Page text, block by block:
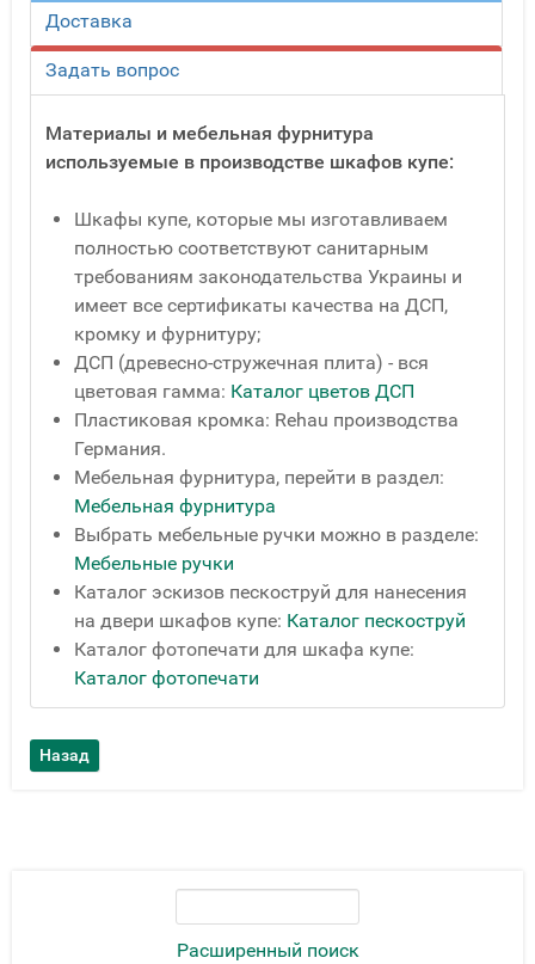
Расширенный поиск
Доставка
Задать вопрос
Материалы и мебельная фурнитура
используемые в производстве шкафов купе:
Шкафы купе, которые мы изготавливаем
полностью соответствуют санитарным
требованиям законодательства Украины и
имеет все сертификаты качества на ДСП,
кромку и фурнитуру;
ДСП (древесно-стружечная плита) - вся
цветовая гамма: Каталог цветов ДСП
Пластиковая кромка: Rehau производства
Германия.
Мебельная фурнитура, перейти в раздел:
Мебельная фурнитура
Выбрать мебельные ручки можно в разделе:
Мебельные ручки
Каталог эскизов пескоструй для нанесения
на двери шкафов купе: Каталог пескоструй
Каталог фотопечати для шкафа купе:
Каталог фотопечати